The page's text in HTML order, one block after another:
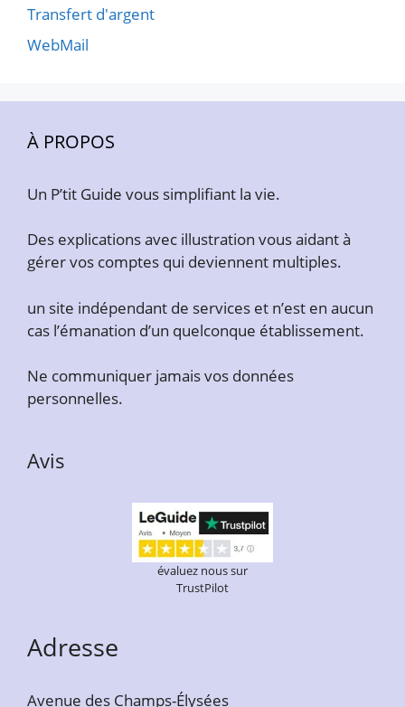
Transfert d'argent
WebMail
À PROPOS
Un P’tit Guide vous simplifiant la vie.
Des explications avec illustration vous aidant à
gérer vos comptes qui deviennent multiples.
un site indépendant de services et n’est en aucun
cas l’émanation d’un quelconque établissement.
Ne communiquer jamais vos données
personnelles.
Avis
évaluez nous sur
TrustPilot
Adresse
Avenue des Champs-Élysées